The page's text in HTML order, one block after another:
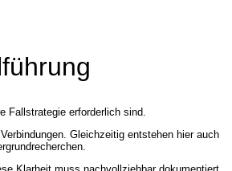
Fallstrategie erforderlich sind.
Gleichzeitig entstehen hier auch